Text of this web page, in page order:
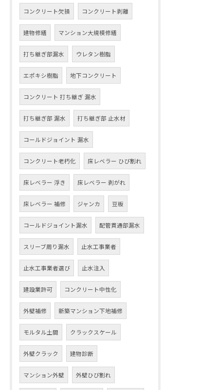
コンクリート欠損 コンクリート剥離
建物修繕 マンション大規模修繕
打ち継ぎ部漏水 ウレタン樹脂
エポキシ樹脂 地下コンクリート
コンクリート 打ち継ぎ 漏水
打ち継ぎ部 漏水 打ち継ぎ部 止水材
コールドジョイント 漏水
コンクリート老朽化 床レベラー ひび割れ
床レベラー 浮き 床レベラー 剥がれ
床レベラー 補修 ジャンカ 豆板
コールドジョイント漏水 配管貫通部漏水
スリーブ周り漏水 止水工事業者
止水工事業者選び 止水注入
建設業許可 コンクリート中性化
外壁補修 新築マンション下地補修
モルタル土間 クラックスケール
外壁クラック 建物診断
マンション外壁 外壁ひび割れ